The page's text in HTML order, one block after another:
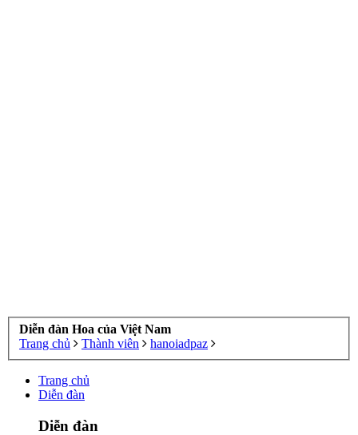
Diễn đàn Hoa của Việt Nam
Trang chủ
Thành viên hanoiadpaz
Trang chủ
Diễn đàn
Diễn đàn